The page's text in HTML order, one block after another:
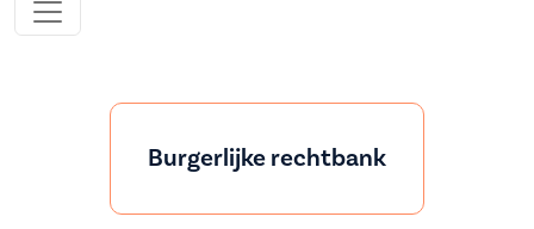
Burgerlijke rechtbank